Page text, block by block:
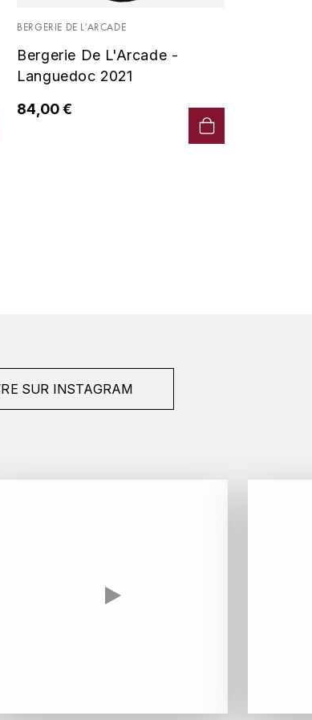
BERGERIE DE L'ARCADE
Bergerie De L'Arcade -
Languedoc 2021
84,00 €
SUR INSTAGRAM